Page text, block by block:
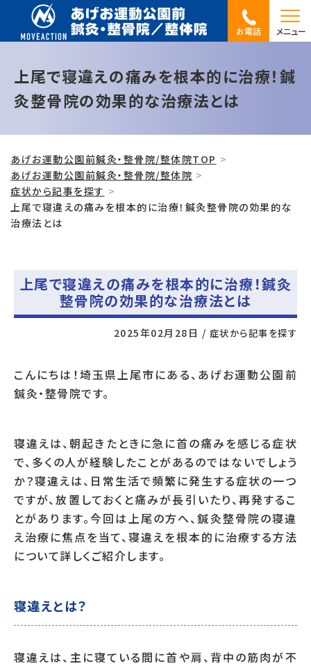
お電話 メニュー
上尾で寝違えの痛みを根本的に治療！鍼
灸整骨院の効果的な治療法とは
あげお運動公園前鍼灸・整骨院/整体院TOP
あげお運動公園前鍼灸・整骨院/整体院
症状から記事を探す
上尾で寝違えの痛みを根本的に治療！鍼灸整骨院の効果的な
治療法とは
上尾で寝違えの痛みを根本的に治療！鍼灸
整骨院の効果的な治療法とは
2025年02月28日 / 症状から記事を探す
こんにちは！埼玉県上尾市にある、あげお運動公園前
鍼灸・整骨院です。
寝違えは、朝起きたときに急に首の痛みを感じる症状
で、多くの人が経験したことがあるのではないでしょう
か？寝違えは、日常生活で頻繁に発生する症状の一つ
ですが、放置しておくと痛みが長引いたり、再発するこ
とがあります。今回は上尾の方へ、鍼灸整骨院の寝違
え治療に焦点を当て、寝違えを根本的に治療する方法
について詳しくご紹介します。
寝違えとは？
寝違えは、主に寝ている間に首や肩、背中の筋肉が不